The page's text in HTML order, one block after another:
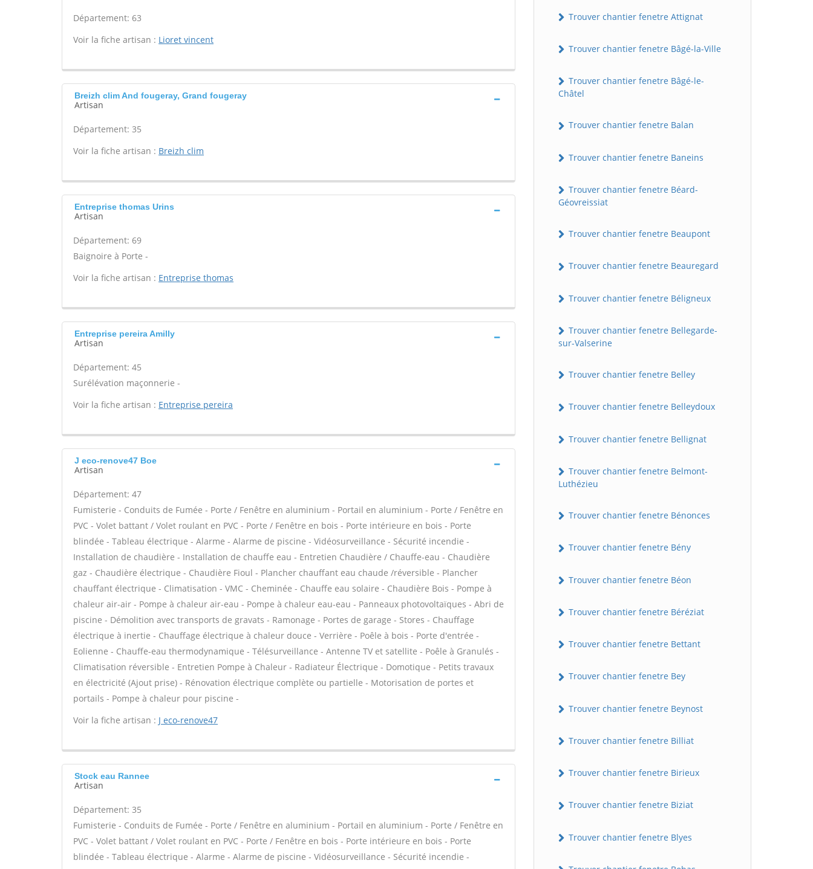
Département: 63
Voir la fiche artisan : Lioret vincent
Breizh clim And fougeray, Grand fougeray
Artisan
Département: 35
Voir la fiche artisan : Breizh clim
Entreprise thomas Urins
Artisan
Département: 69
Baignoire à Porte -
Voir la fiche artisan : Entreprise thomas
Entreprise pereira Amilly
Artisan
Département: 45
Surélévation maçonnerie -
Voir la fiche artisan : Entreprise pereira
J eco-renove47 Boe
Artisan
Département: 47
Fumisterie - Conduits de Fumée - Porte / Fenêtre en aluminium - Portail en aluminium - Porte / Fenêtre en
PVC - Volet battant / Volet roulant en PVC - Porte / Fenêtre en bois - Porte intérieure en bois - Porte
blindée - Tableau électrique - Alarme - Alarme de piscine - Vidéosurveillance - Sécurité incendie -
Installation de chaudière - Installation de chauffe eau - Entretien Chaudière / Chauffe-eau - Chaudière
gaz - Chaudière électrique - Chaudière Fioul - Plancher chauffant eau chaude /réversible - Plancher
chauffant électrique - Climatisation - VMC - Cheminée - Chauffe eau solaire - Chaudière Bois - Pompe à
chaleur air-air - Pompe à chaleur air-eau - Pompe à chaleur eau-eau - Panneaux photovoltaïques - Abri de
piscine - Démolition avec transports de gravats - Ramonage - Portes de garage - Stores - Chauffage
électrique à inertie - Chauffage électrique à chaleur douce - Verrière - Poêle à bois - Porte d'entrée -
Eolienne - Chauffe-eau thermodynamique - Télésurveillance - Antenne TV et satellite - Poêle à Granulés -
Climatisation réversible - Entretien Pompe à Chaleur - Radiateur Électrique - Domotique - Petits travaux
en électricité (Ajout prise) - Rénovation électrique complète ou partielle - Motorisation de portes et
portails - Pompe à chaleur pour piscine -
Voir la fiche artisan : J eco-renove47
Stock eau Rannee
Artisan
Département: 35
Fumisterie - Conduits de Fumée - Porte / Fenêtre en aluminium - Portail en aluminium - Porte / Fenêtre en
PVC - Volet battant / Volet roulant en PVC - Porte / Fenêtre en bois - Porte intérieure en bois - Porte
blindée - Tableau électrique - Alarme - Alarme de piscine - Vidéosurveillance - Sécurité incendie -
Trouver chantier fenetre Attignat
Trouver chantier fenetre Bâgé-la-Ville
Trouver chantier fenetre Bâgé-le-
Châtel
Trouver chantier fenetre Balan
Trouver chantier fenetre Baneins
Trouver chantier fenetre Béard-
Géovreissiat
Trouver chantier fenetre Beaupont
Trouver chantier fenetre Beauregard
Trouver chantier fenetre Béligneux
Trouver chantier fenetre Bellegarde-
sur-Valserine
Trouver chantier fenetre Belley
Trouver chantier fenetre Belleydoux
Trouver chantier fenetre Bellignat
Trouver chantier fenetre Belmont-
Luthézieu
Trouver chantier fenetre Bénonces
Trouver chantier fenetre Bény
Trouver chantier fenetre Béon
Trouver chantier fenetre Béréziat
Trouver chantier fenetre Bettant
Trouver chantier fenetre Bey
Trouver chantier fenetre Beynost
Trouver chantier fenetre Billiat
Trouver chantier fenetre Birieux
Trouver chantier fenetre Biziat
Trouver chantier fenetre Blyes